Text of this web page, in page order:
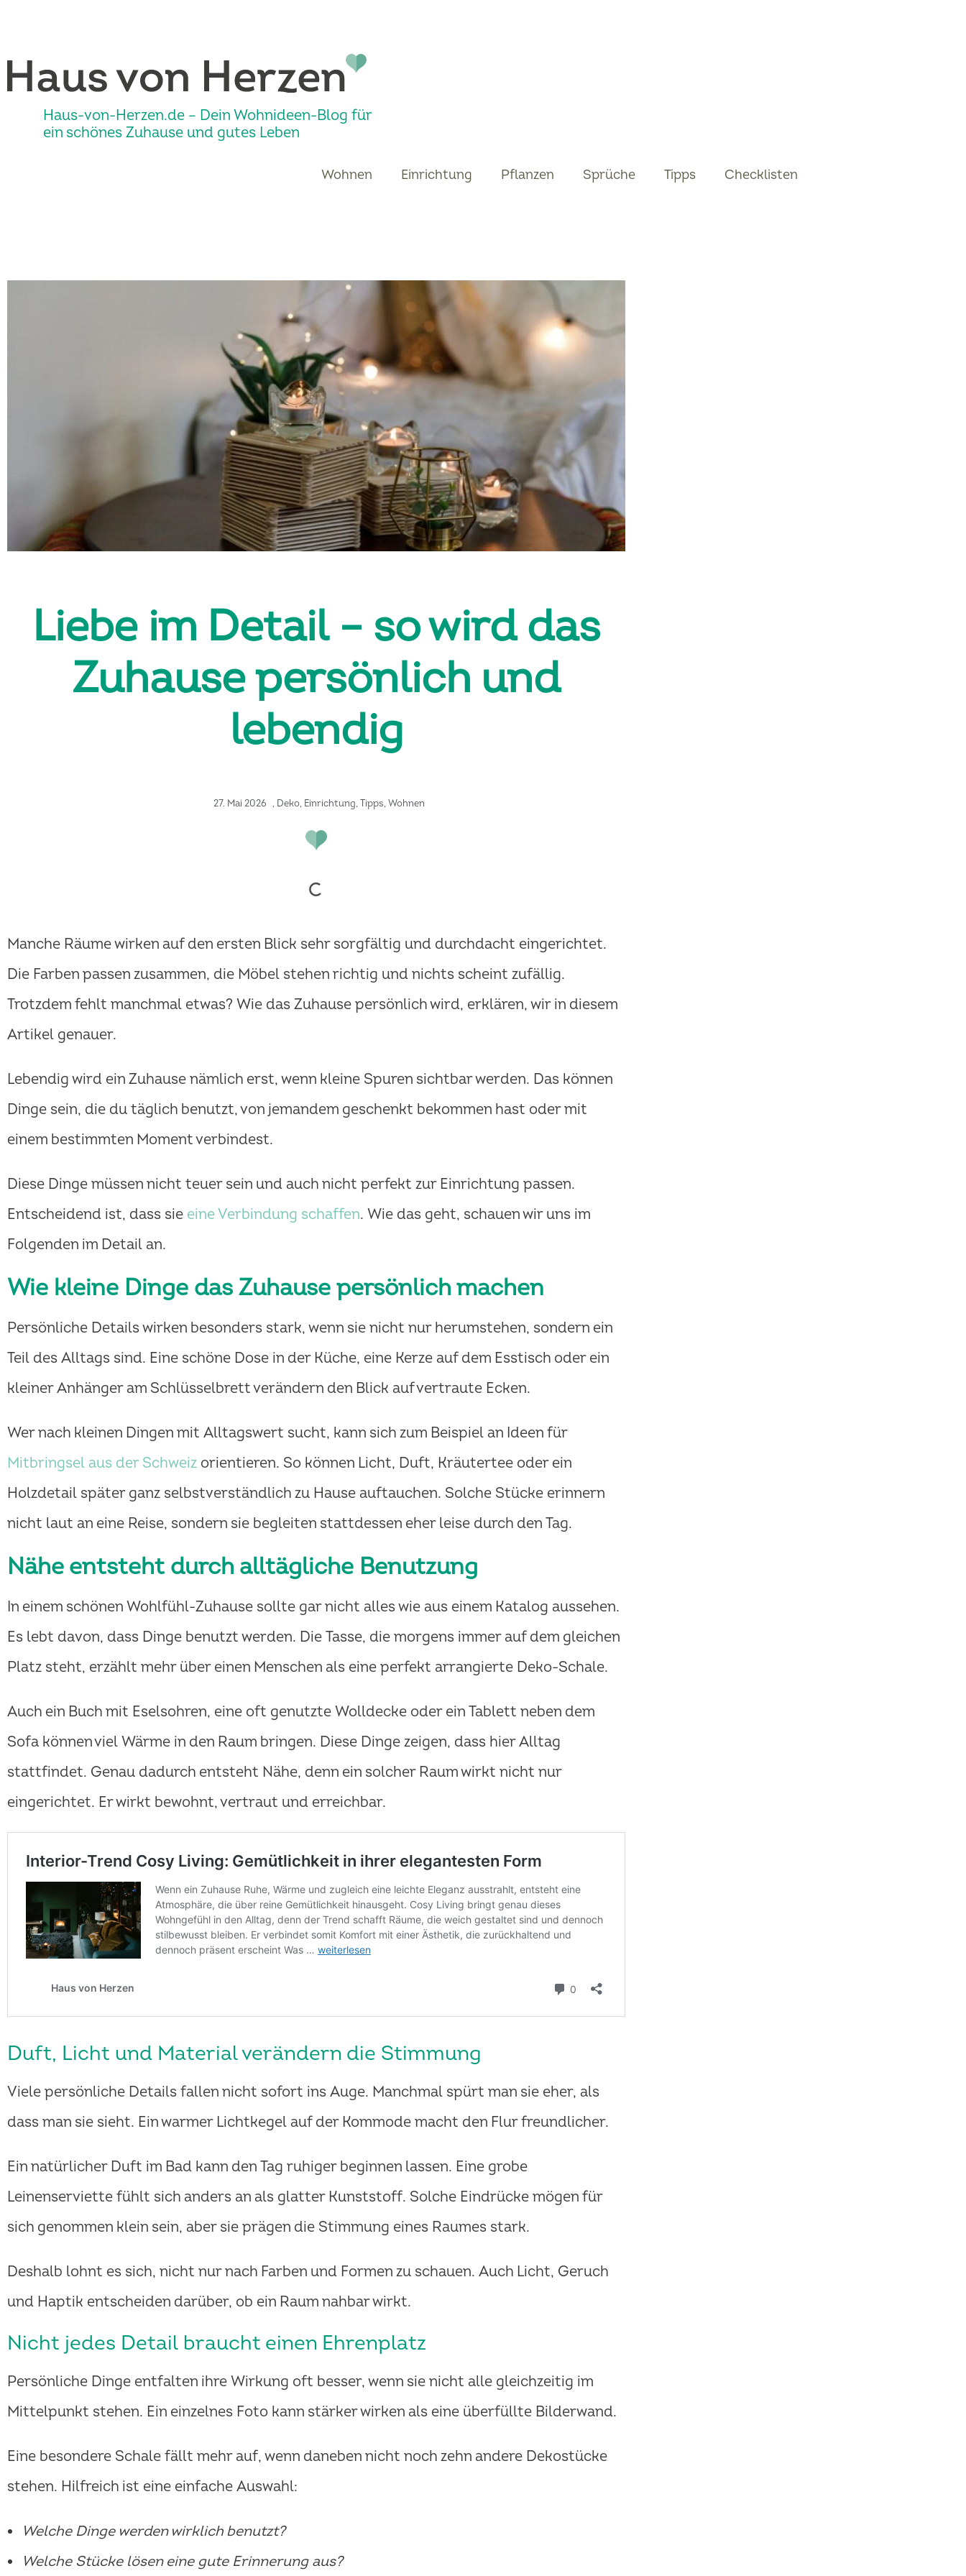
Haus-von-Herzen.de – Dein Wohnideen-Blog für
ein schönes Zuhause und gutes Leben
Wohnen Einrichtung Pflanzen Sprüche Tipps Checklisten
Liebe im Detail – so wird das
Zuhause persönlich und
lebendig
27. Mai 2026 , Deko, Einrichtung,Tipps,Wohnen
Manche Räume wirken auf den ersten Blick sehr sorgfältig und durchdacht eingerichtet.
Die Farben passen zusammen, die Möbel stehen richtig und nichts scheint zufällig.
Trotzdem fehlt manchmal etwas? Wie das Zuhause persönlich wird, erklären, wir in diesem
Artikel genauer.
Lebendig wird ein Zuhause nämlich erst, wenn kleine Spuren sichtbar werden. Das können
Dinge sein, die du täglich benutzt, von jemandem geschenkt bekommen hast oder mit
einem bestimmten Moment verbindest.
Diese Dinge müssen nicht teuer sein und auch nicht perfekt zur Einrichtung passen.
Entscheidend ist, dass sie eine Verbindung schaffen. Wie das geht, schauen wir uns im
Folgenden im Detail an.
Wie kleine Dinge das Zuhause persönlich machen
Persönliche Details wirken besonders stark, wenn sie nicht nur herumstehen, sondern ein
Teil des Alltags sind. Eine schöne Dose in der Küche, eine Kerze auf dem Esstisch oder ein
kleiner Anhänger am Schlüsselbrett verändern den Blick auf vertraute Ecken.
Wer nach kleinen Dingen mit Alltagswert sucht, kann sich zum Beispiel an Ideen für
Mitbringsel aus der Schweiz orientieren. So können Licht, Duft, Kräutertee oder ein
Holzdetail später ganz selbstverständlich zu Hause auftauchen. Solche Stücke erinnern
nicht laut an eine Reise, sondern sie begleiten stattdessen eher leise durch den Tag.
Nähe entsteht durch alltägliche Benutzung
In einem schönen Wohlfühl-Zuhause sollte gar nicht alles wie aus einem Katalog aussehen.
Es lebt davon, dass Dinge benutzt werden. Die Tasse, die morgens immer auf dem gleichen
Platz steht, erzählt mehr über einen Menschen als eine perfekt arrangierte Deko-Schale.
Auch ein Buch mit Eselsohren, eine oft genutzte Wolldecke oder ein Tablett neben dem
Sofa können viel Wärme in den Raum bringen. Diese Dinge zeigen, dass hier Alltag
stattfindet. Genau dadurch entsteht Nähe, denn ein solcher Raum wirkt nicht nur
eingerichtet. Er wirkt bewohnt, vertraut und erreichbar.
Duft, Licht und Material verändern die Stimmung
Viele persönliche Details fallen nicht sofort ins Auge. Manchmal spürt man sie eher, als
dass man sie sieht. Ein warmer Lichtkegel auf der Kommode macht den Flur freundlicher.
Ein natürlicher Duft im Bad kann den Tag ruhiger beginnen lassen. Eine grobe
Leinenserviette fühlt sich anders an als glatter Kunststoff. Solche Eindrücke mögen für
sich genommen klein sein, aber sie prägen die Stimmung eines Raumes stark.
Deshalb lohnt es sich, nicht nur nach Farben und Formen zu schauen. Auch Licht, Geruch
und Haptik entscheiden darüber, ob ein Raum nahbar wirkt.
Nicht jedes Detail braucht einen Ehrenplatz
Persönliche Dinge entfalten ihre Wirkung oft besser, wenn sie nicht alle gleichzeitig im
Mittelpunkt stehen. Ein einzelnes Foto kann stärker wirken als eine überfüllte Bilderwand.
Eine besondere Schale fällt mehr auf, wenn daneben nicht noch zehn andere Dekostücke
stehen. Hilfreich ist eine einfache Auswahl:
Welche Dinge werden wirklich benutzt?
Welche Stücke lösen eine gute Erinnerung aus?